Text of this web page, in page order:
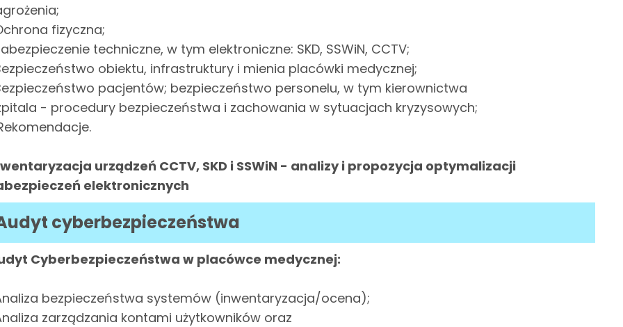
fizyczna;
techniczne, w tym elektroniczne: SKD, SSWiN, CCTV;
obiektu, infrastruktury i mienia placówki medycznej;
pacjentów; bezpieczeństwo personelu, w tym kierownictwa
- procedury bezpieczeństwa i zachowania w sytuacjach kryzysowych;
urządzeń CCTV, SKD i SSWiN - analizy i propozycja optymalizacji
elektronicznych
cyberbezpieczeństwa
Cyberbezpieczeństwa w placówce medycznej:
bezpieczeństwa systemów (inwentaryzacja/ocena);
zarządzania kontami użytkowników oraz